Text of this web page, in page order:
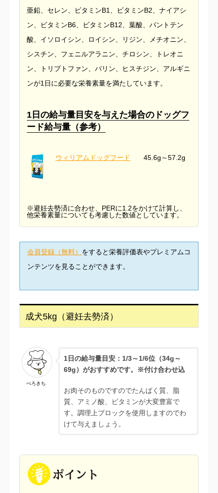
亜鉛、セレン、ビタミンB1、ビタミンB2、ナイアシ
ン、ビタミンB6、ビタミンB12、葉酸、パントテン
酸、イソロイシン、ロイシン、リジン、メチオニン、
シスチン、フェニルアラニン、チロシン、トレオニ
ン、トリプトファン、バリン、ヒスチジン、アルギニ
ンが1日に必要な栄養素量を満たしています。
1日の給与量目安を与えた場合のドッグフ
ード給与量（参考）
ウィリアムドッグフード 45.6g～57.2g
※避妊去勢済に合わせ、PERに1.2をかけて計算し、
他栄養素量についても考慮した数値としています。
会員登録（無料） をすると栄養評価表やプレミアムコ
ンテンツを見ることができます。
成犬5kg（避妊去勢済）
ぺろきち
1日の給与量目安：1/3～1/6位（34g～
69g）がおすすめです。※付け合わせ込
お肉そのものですのでたんぱく質、脂
質、アミノ酸、ビタミンが大変豊富で
す。調理上ブロックを使用しますのでわ
けて与えましょう。